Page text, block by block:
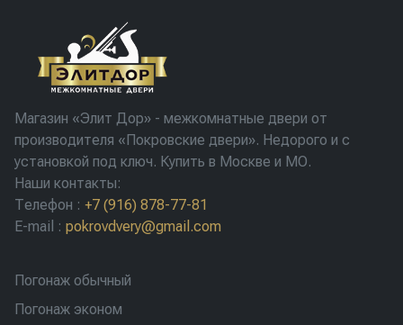
Магазин «Элит Дор» - межкомнатные двери от
производителя «Покровские двери». Недорого и с
установкой под ключ. Купить в Москве и МО.
Наши контакты:
Телефон : +7 (916) 878-77-81
E-mail : pokrovdvery@gmail.com
Погонаж обычный
Погонаж эконом